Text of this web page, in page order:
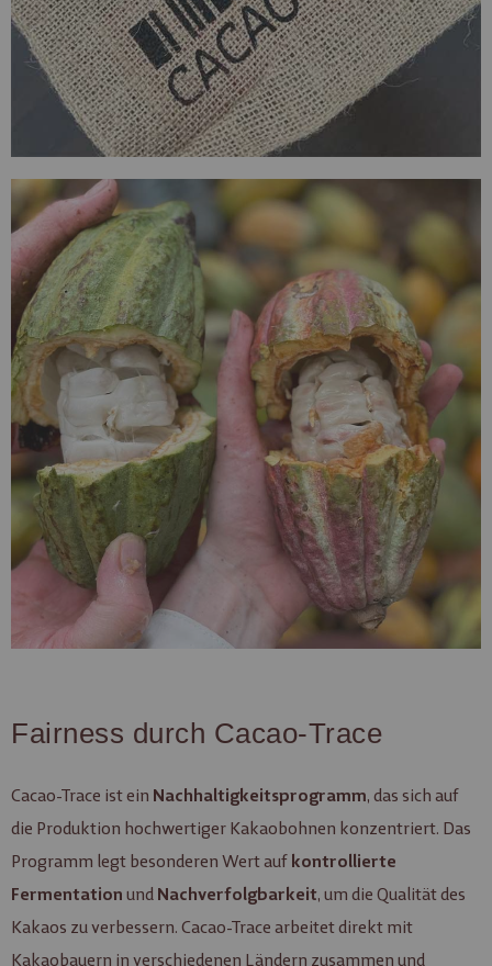
Fairness durch Cacao-Trace
Cacao-Trace ist ein Nachhaltigkeitsprogramm, das sich auf
die Produktion hochwertiger Kakaobohnen konzentriert. Das
Programm legt besonderen Wert auf kontrollierte
Fermentation und Nachverfolgbarkeit, um die Qualität des
Kakaos zu verbessern. Cacao-Trace arbeitet direkt mit
Kakaobauern in verschiedenen Ländern zusammen und